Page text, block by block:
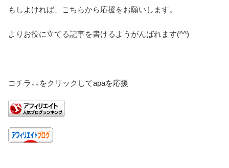
もしよければ、こちらから応援をお願いします。
よりお役に立てる記事を書けるようがんばれます(^^)
コチラ↓↓をクリックしてapaを応援